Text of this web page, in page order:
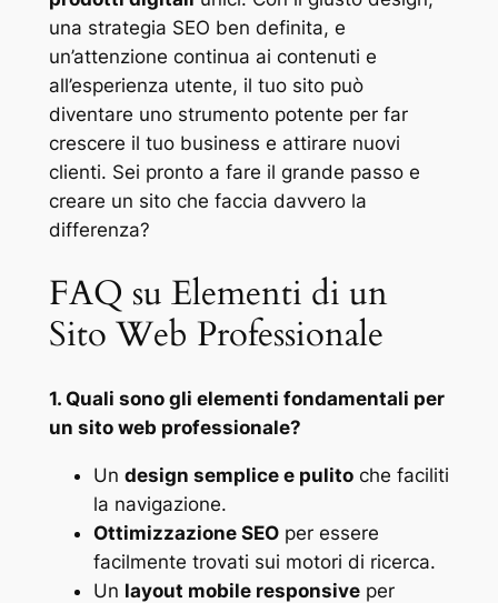
una strategia SEO ben definita, e
un’attenzione continua ai contenuti e
all’esperienza utente, il tuo sito può
diventare uno strumento potente per far
crescere il tuo business e attirare nuovi
clienti. Sei pronto a fare il grande passo e
creare un sito che faccia davvero la
differenza?
FAQ su Elementi di un
Sito Web Professionale
1. Quali sono gli elementi fondamentali per
un sito web professionale?
Un design semplice e pulitoche faciliti
la navigazione.
Ottimizzazione SEOper essere
facilmente trovati sui motori di ricerca.
Un layout mobile responsiveper